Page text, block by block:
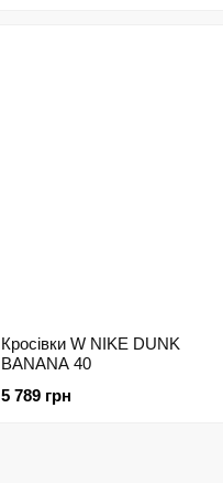
Кросівки W NIKE DUNK
BANANA 40
5 789 грн